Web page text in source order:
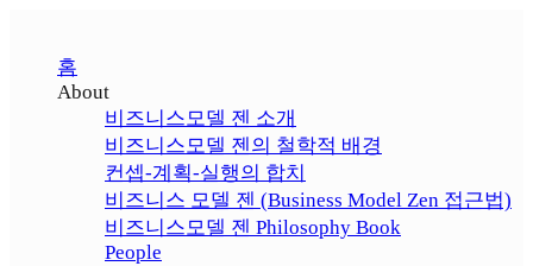
홈
About
비즈니스모델 젠 소개
비즈니스모델 젠의 철학적 배경
컨셉-계획-실행의 합치
비즈니스 모델 젠 (Business Model Zen 접근법)
비즈니스모델 젠 Philosophy Book
People